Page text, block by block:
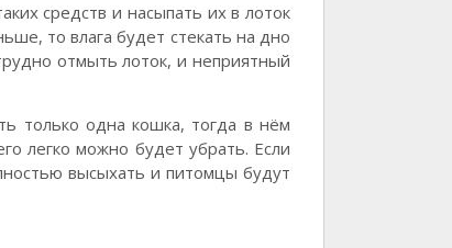
средств и насыпать их в лоток
то влага будет стекать на дно
отмыть лоток, и неприятный
только одна кошка, тогда в нём
легко можно будет убрать. Если
высыхать и питомцы будут